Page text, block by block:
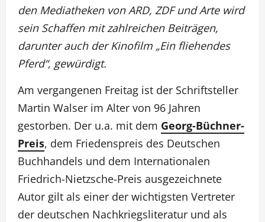
den Mediatheken von ARD, ZDF und Arte wird
sein Schaffen mit zahlreichen Beiträgen,
darunter auch der Kinofilm „Ein fliehendes
Pferd“, gewürdigt.
Am vergangenen Freitag ist der Schriftsteller
Martin Walser im Alter von 96 Jahren
gestorben. Der u.a. mit dem Georg-Büchner-
Preis, dem Friedenspreis des Deutschen
Buchhandels und dem Internationalen
Friedrich-Nietzsche-Preis ausgezeichnete
Autor gilt als einer der wichtigsten Vertreter
der deutschen Nachkriegsliteratur und als